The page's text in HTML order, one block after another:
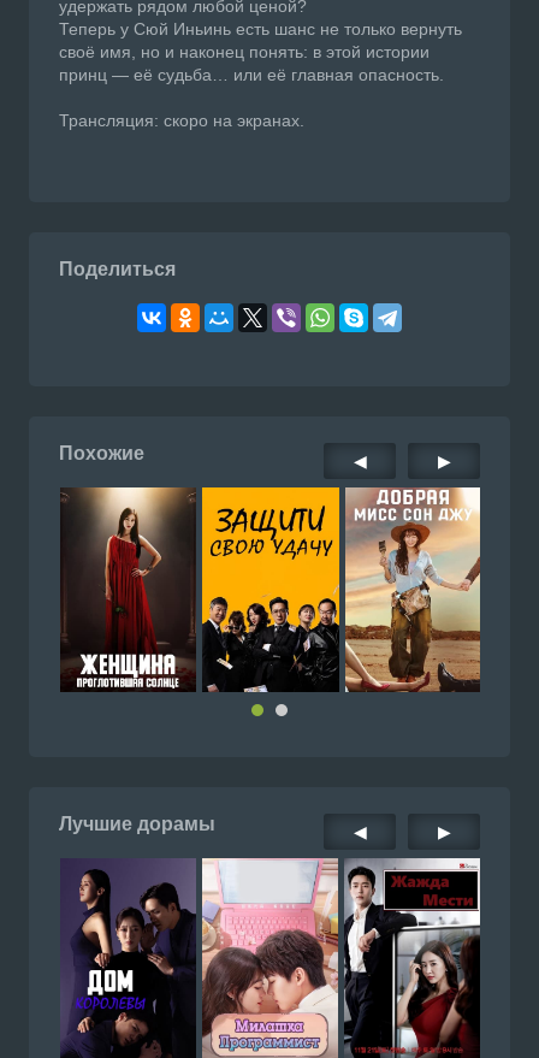
удержать рядом любой ценой?
Теперь у Сюй Иньинь есть шанс не только вернуть
своё имя, но и наконец понять: в этой истории
принц — её судьба… или её главная опасность.
Трансляция: скоро на экранах.
Поделиться
Похожие ◀ ▶
Лучшие дорамы ◀ ▶